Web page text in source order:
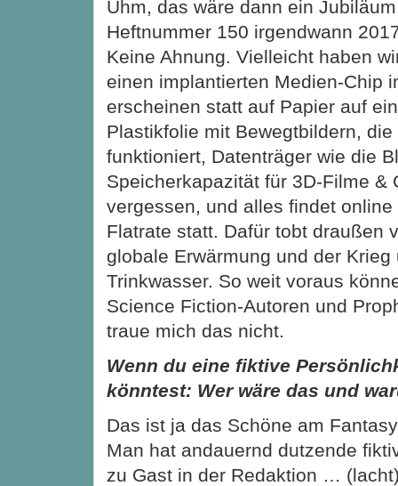
Uhm, das wäre dann ein
Heftnummer 150 irgendwann
Keine Ahnung. Vielleicht haben
einen implantierten Medien-Chip
erscheinen statt auf Papier auf
Plastikfolie mit Bewegtbildern,
funktioniert, Datenträger wie die
Speicherkapazität für 3D-Filme &
vergessen, und alles findet
Flatrate statt. Dafür tobt draußen
globale Erwärmung und der Krieg
Trinkwasser. So weit voraus
Science Fiction-Autoren und
traue mich das nicht.
Wenn du eine fiktive
könntest: Wer wäre das und
Das ist ja das Schöne am
Man hat andauernd dutzende
zu Gast in der Redaktion …